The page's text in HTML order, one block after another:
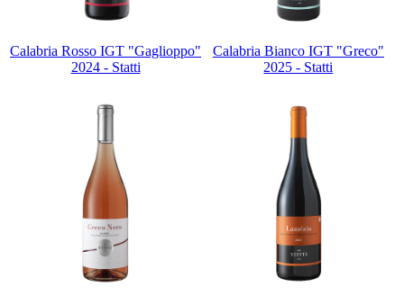
Calabria Rosso IGT "Gaglioppo"
2024 - Statti
Calabria Bianco IGT "Greco"
2025 - Statti